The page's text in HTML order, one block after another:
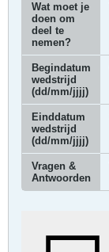
Wat moet je
doen om
deel te
nemen?
Begindatum
wedstrijd
(dd/mm/jjjj)
Einddatum
wedstrijd
(dd/mm/jjjj)
Vragen &
Antwoorden